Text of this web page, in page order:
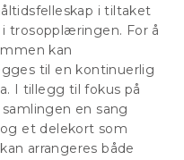
i tiltaket
i trosopplæringen. For å
kan
til en kontinuerlig
I tillegg til fokus på
en sang
et delekort som
arrangeres både